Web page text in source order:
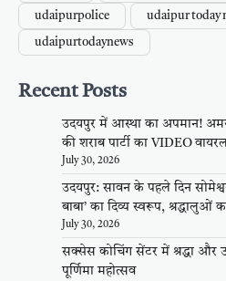
udaipurpolice udaipur today
udaipurtodaynews
Recent Posts
उदयपुर में आस्था का अपमान!
की शराब पार्टी का VIDEO
July 30, 2026
उदयपुर: सावन के पहले दिन
बाबा’ का दिव्य स्वरूप, श्रद्धालुओं
July 30, 2026
सक्सेस कोचिंग सेंटर में श्रद्धा और
पूर्णिमा महोत्सव